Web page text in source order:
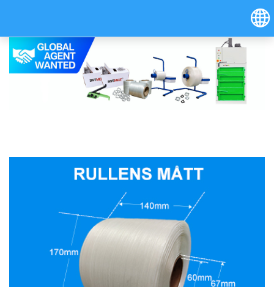
Österreich (Deutsch)